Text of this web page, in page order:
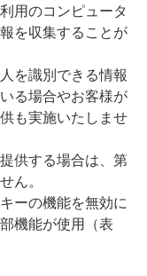
用のコンピュータ
を収集することが
を識別できる情報
る場合やお客様が
も実施いたしませ
供する場合は、第
ん。
ーの機能を無効に
機能が使用（表